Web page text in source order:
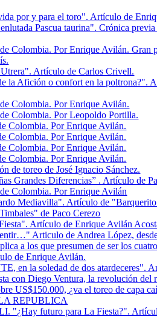
por y para el toro". Artículo de
Pascua taurina". Crónica
Colombia. Por Enrique Avilán. Gran
"Los guantazos de Utrera‏". Artículo de Carlos Crivell.
la Afición o confort en la poltrona?".
Colombia. Por Enrique Avilán.
Colombia. Por Leopoldo Portilla.
Colombia. Por Enrique Avilán.
Colombia. Por Enrique Avilán.
Colombia. Por Enrique Avilán.
Colombia. Por Enrique Avilán.
de toreo de José Ignacio Sánchez.
Grandes Diferencias” . Artículo de
Colombia. Por Enrique Avilán
Mediavilla". Artículo de
de Paco Cerezo
Artículo de Enrique Avilán
Articulo de Andrea López,
a los que presumen de ser los
de Enrique Avilán.
en la soledad de dos atardeceres".
con Diego Ventura, la revolución del
US$150.000, ¿va el toreo de capa
REPUBLICA
"¿Hay futuro para La Fiesta?".